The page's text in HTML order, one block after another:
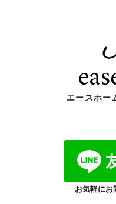
エースホー
お気軽にお